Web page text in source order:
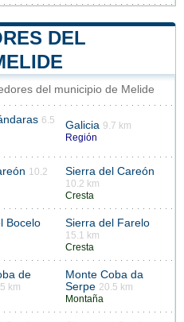
DEL
del municipio de Melide
6.5
Galicia 9.7 km
Región
10.2
Sierra del Careón
10.2 km
Cresta
Bocelo Sierra del Farelo
15.1 km
Cresta
de
km
Monte Coba da
Serpe 20.5 km
Montaña